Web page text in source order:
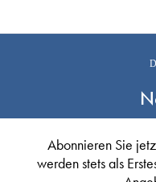
Abonnieren Sie
werden stets als